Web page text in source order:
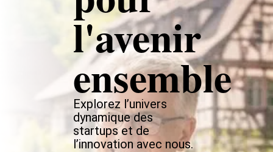
l'avenir
ensemble
Explorez l’univers
dynamique des
startups et de
l’innovation avec nous.